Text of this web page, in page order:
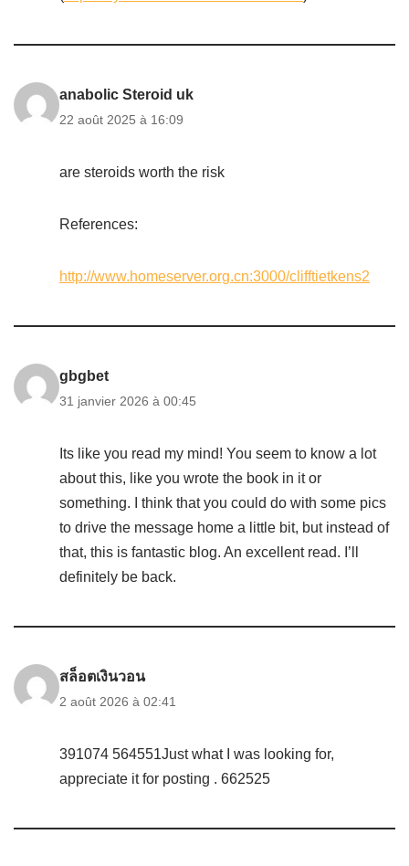
anabolic Steroid uk
22 août 2025 à 16:09
are steroids worth the risk
References:
http://www.homeserver.org.cn:3000/clifftietkens2
gbgbet
31 janvier 2026 à 00:45
Its like you read my mind! You seem to know a lot
about this, like you wrote the book in it or
something. I think that you could do with some pics
to drive the message home a little bit, but instead of
that, this is fantastic blog. An excellent read. I’ll
definitely be back.
สล็อตเงินวอน
2 août 2026 à 02:41
391074 564551Just what I was looking for,
appreciate it for posting . 662525